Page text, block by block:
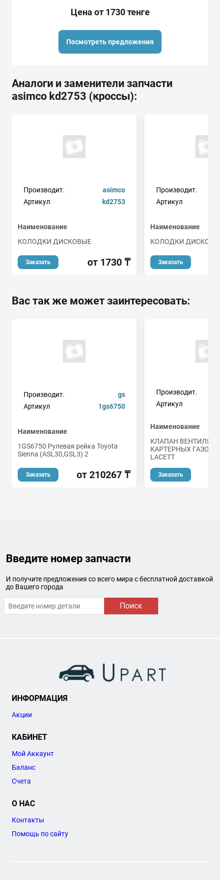
Цена от 1730 тенге
Посмотреть предложения
Аналоги и заменители запчасти
asimco kd2753 (кроссы):
Производит.
asimco
Артикул
kd2753
Наименование
КОЛОДКИ ДИСКОВЫЕ
Заказать от 1730 ₸
Производит.
Артикул
Наименование
КОЛОДКИ
Заказать
Вас так же может заинтересовать:
Производит.
gs
Артикул
1gs6750
Наименование
1GS6750 Рулевая рейка Toyota
Sienna (ASL30,GSL3) 2
Заказать от 210267 ₸
Производит.
Артикул
Наименование
КЛАПАН
КАРТЕРНЫХ ГАЗОВ
LACETT
Заказать
Введите номер запчасти
И получите предложения со всего мира с бесплатной доставкой
до Вашего города
Поиск
ИНФОРМАЦИЯ
Акции
КАБИНЕТ
Мой Аккаунт
Баланс
Счета
О НАС
Контакты
Помощь по сайту